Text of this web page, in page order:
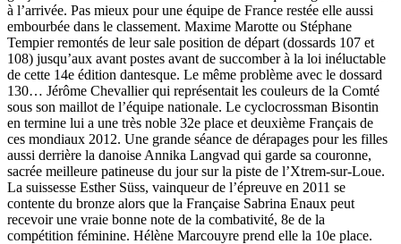
à l’arrivée. Pas mieux pour une équipe de France restée elle aussi
embourbée dans le classement. Maxime Marotte ou Stéphane
Tempier remontés de leur sale position de départ (dossards 107 et
108) jusqu’aux avant postes avant de succomber à la loi inéluctable
de cette 14e édition dantesque. Le même problème avec le dossard
130… Jérôme Chevallier qui représentait les couleurs de la Comté
sous son maillot de l’équipe nationale. Le cyclocrossman Bisontin
en termine lui a une très noble 32e place et deuxième Français de
ces mondiaux 2012. Une grande séance de dérapages pour les filles
aussi derrière la danoise Annika Langvad qui garde sa couronne,
sacrée meilleure patineuse du jour sur la piste de l’Xtrem-sur-Loue.
La suissesse Esther Süss, vainqueur de l’épreuve en 2011 se
contente du bronze alors que la Française Sabrina Enaux peut
recevoir une vraie bonne note de la combativité, 8e de la
compétition féminine. Hélène Marcouyre prend elle la 10e place.